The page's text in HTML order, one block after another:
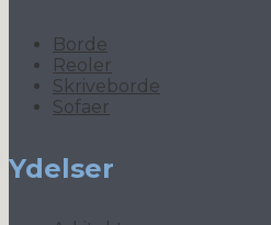
Borde
Reoler
Skriveborde
Sofaer
Ydelser